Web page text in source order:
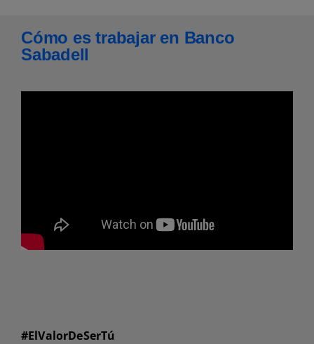
Cómo es trabajar en Banco
Sabadell
#ElValorDeSerTú